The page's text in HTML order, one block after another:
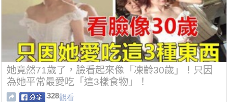
她竟然71歲了，臉看起來像「凍齡30歲」！只因
為她平常最愛吃「這3樣食物」！
328觀看